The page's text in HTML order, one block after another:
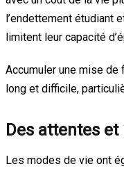
l’endettement étudiant
limitent leur capacité
Accumuler une mise
long et difficile,
Des attentes
Les modes de vie ont